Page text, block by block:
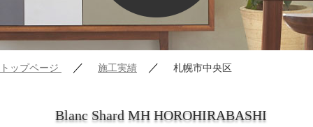
トップページ ／ 施工実績 ／ 札幌市中央区
Blanc Shard MH HOROHIRABASHI